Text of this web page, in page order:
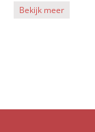
Bekijk meer